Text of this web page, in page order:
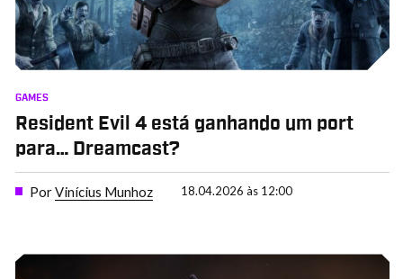
GAMES
Resident Evil 4 está ganhando um port
para… Dreamcast?
PorVinícius Munhoz 18.04.2026 às 12:00